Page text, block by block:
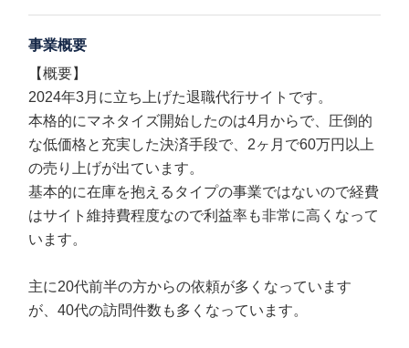
事業概要
【概要】
2024年3月に立ち上げた退職代行サイトです。
本格的にマネタイズ開始したのは4月からで、圧倒的
な低価格と充実した決済手段で、2ヶ月で60万円以上
の売り上げが出ています。
基本的に在庫を抱えるタイプの事業ではないので経費
はサイト維持費程度なので利益率も非常に高くなって
います。
主に20代前半の方からの依頼が多くなっています
が、40代の訪問件数も多くなっています。